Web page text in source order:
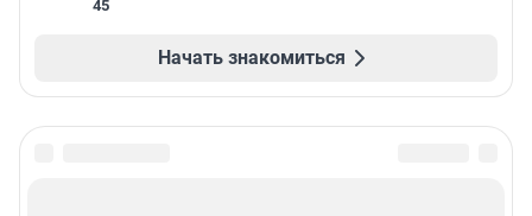
45
Начать знакомиться